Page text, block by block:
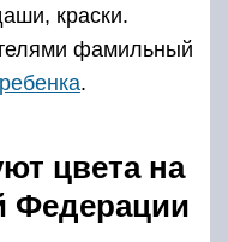
краски.
фамильный
.
цвета на
Федерации